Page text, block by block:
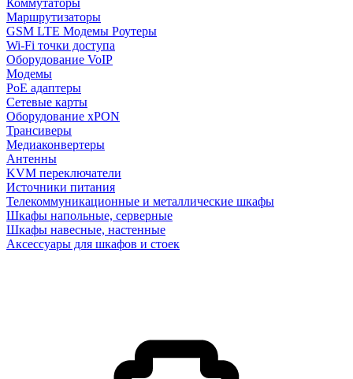
Маршрутизаторы
GSM LTE Модемы Роутеры
Wi-Fi точки доступа
Оборудование VoIP
Модемы
PoE адаптеры
Сетевые карты
Оборудование xPON
Трансиверы
Медиаконвертеры
Антенны
KVM переключатели
Источники питания
Телекоммуникационные и металлические шкафы
Шкафы напольные, серверные
Шкафы навесные, настенные
Аксессуары для шкафов и стоек